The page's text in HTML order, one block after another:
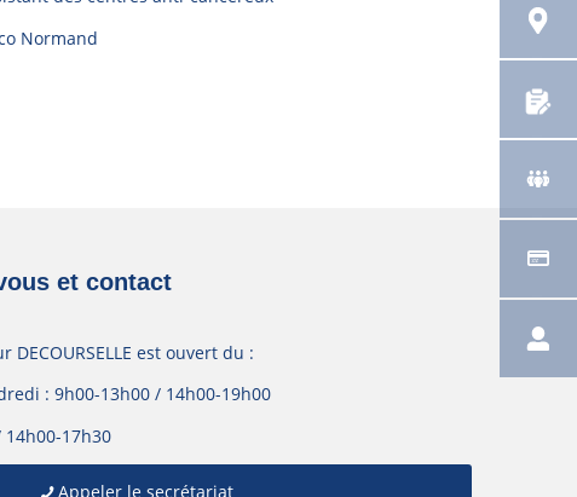
Normand
et contact
est ouvert du :
: 9h00-13h00 / 14h00-19h00
17h30
Appeler le secrétariat